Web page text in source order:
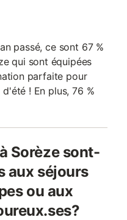
passé, ce sont 67 %
qui sont équipées
parfaite pour
! En plus, 76 %
Sorèze sont-
aux séjours
ou aux